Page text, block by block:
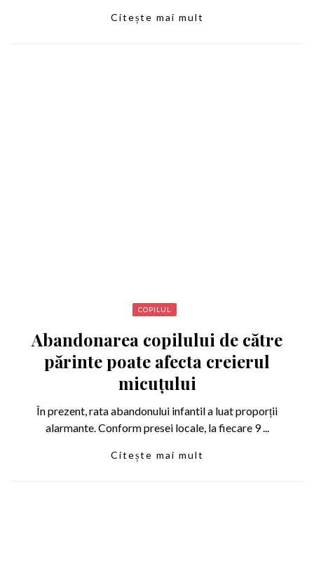
Citește mai mult
COPILUL
Abandonarea copilului de către
părinte poate afecta creierul
micuțului
În prezent, rata abandonului infantil a luat proporții
alarmante. Conform presei locale, la fiecare 9 ...
Citește mai mult